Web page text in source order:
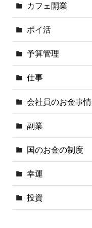
カフェ開業
ポイ活
予算管理
仕事
会社員のお金事情
副業
国のお金の制度
幸運
投資